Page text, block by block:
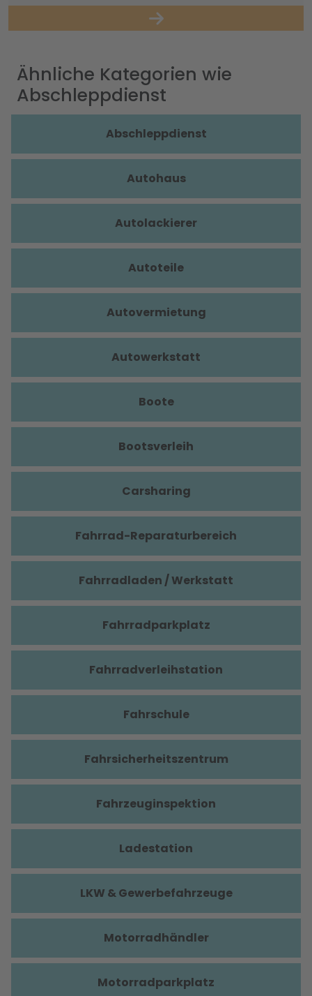
Ähnliche Kategorien wie
Abschleppdienst
Abschleppdienst
Autohaus
Autolackierer
Autoteile
Autovermietung
Autowerkstatt
Boote
Bootsverleih
Carsharing
Fahrrad-Reparaturbereich
Fahrradladen / Werkstatt
Fahrradparkplatz
Fahrradverleihstation
Fahrschule
Fahrsicherheitszentrum
Fahrzeuginspektion
Ladestation
LKW & Gewerbefahrzeuge
Motorradhändler
Motorradparkplatz